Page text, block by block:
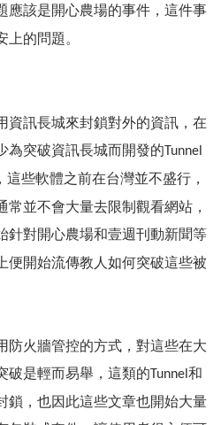
應該是開心農場的事件，這件事
的問題。
資訊長城來封鎖對外的資訊，在
為突破資訊長城而開發的 Tunnel
這些軟體之前在台灣並不盛行，
常並不會大量去限制觀看網站，
針對開心農場和壹週刊動新聞等
便開始流傳教人如何突破這些被
防火牆管控的方式，對這些在大
破是輕而易舉，這類的 Tunnel 和
鎖，也因此這些文章也開始大量